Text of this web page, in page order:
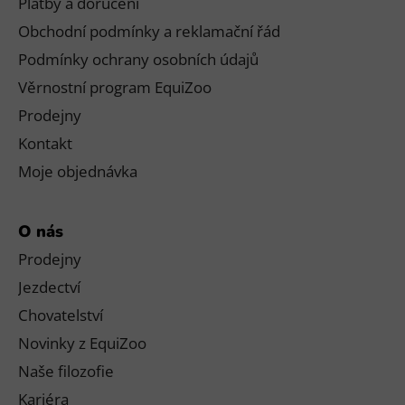
Obchodní podmínky a reklamační řád
Podmínky ochrany osobních údajů
Věrnostní program EquiZoo
Prodejny
Kontakt
Moje objednávka
O nás
Prodejny
Jezdectví
Chovatelství
Novinky z EquiZoo
Naše filozofie
Kariéra